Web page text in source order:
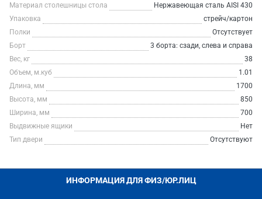
Материал столешницы стола
Нержавеющая сталь AISI 430
Упаковка
стрейч/картон
Полки
Отсутствует
Борт
3 борта: сзади, слева и справа
Вес, кг
38
Объем, м.куб
1.01
Длина, мм
1700
Высота, мм
850
Ширина, мм
700
Выдвижные ящики
Нет
Тип двери
Отсутствуют
ИНФОРМАЦИЯ ДЛЯ ФИЗ/ЮР.ЛИЦ